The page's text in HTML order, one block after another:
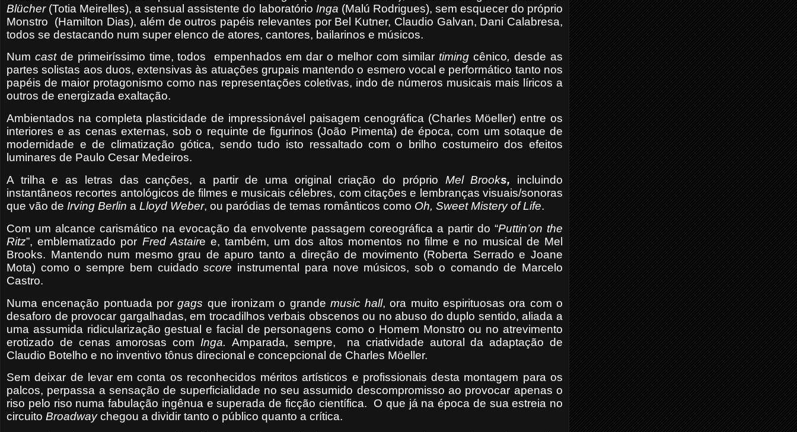
Blücher (Totia Meirelles), a sensual assistente do laboratório Inga (Malú Rodrigues), sem esquecer do próprio
Monstro
(Hamilton Dias), além de outros papéis relevantes por Bel Kutner, Claudio Galvan, Dani Calabresa,
todos se destacando num super elenco de atores, cantores, bailarinos e músicos.
Num castde primeiríssimo time, todos empenhados em dar o melhor com similar timingcênico,desde as
partes solistas aos duos, extensivas às atuações grupais mantendo o esmero vocal e performático tanto nos
papéis de maior protagonismo como nas representações coletivas, indo de números musicais mais líricos a
outros de energizada exaltação.
Ambientados na completa plasticidade de impressionável paisagem cenográfica (Charles Möeller) entre os
interiores e as cenas externas, sob o requinte de figurinos (João Pimenta) de época, com um sotaque de
modernidade e de climatização gótica, sendo tudo isto ressaltado com o brilho costumeiro dos efeitos
luminares de Paulo Cesar Medeiros.
A trilha e as letras das canções, a partir de uma original criação do próprio Mel Brooks, incluindo
instantâneos recortes antológicos de filmes e musicais célebres, com citações e lembranças visuais/sonoras
que vão de Irving Berlin a Lloyd Weber, ou paródias de temas românticos como Oh, Sweet Mistery of Life.
Com um alcance carismático na evocação da envolvente passagem coreográfica a partir do “Puttin’on the
Ritz”, emblematizado por Fred Astaire e, também, um dos altos momentos no filme e no musical de Mel
Brooks. Mantendo num mesmo grau de apuro tanto a direção de movimento (Roberta Serrado e Joane
Mota) como o sempre bem cuidadoscore instrumental para nove músicos, sob o comando de Marcelo
Castro.
Numa encenação pontuada porgags que ironizam o grande music hall, ora muito espirituosas ora com o
desaforo de provocar gargalhadas, em trocadilhos verbais obscenos ou no abuso do duplo sentido, aliada a
uma assumida ridicularização gestual e facial de personagens como o Homem Monstro ou no atrevimento
erotizado de cenas amorosas com Inga. Amparada, sempre, na criatividade autoral da adaptação de
Claudio Botelho e no inventivo tônus direcional e concepcional de Charles Möeller.
Sem deixar de levar em conta os reconhecidos méritos artísticos e profissionais desta montagem para os
palcos, perpassa a sensação de superficialidade no seu assumido descompromisso ao provocar apenas o
riso pelo riso numa fabulação ingênua e superada de ficção científica.
O que já na época de sua estreia no
circuito Broadwaychegou a dividir tanto o público quanto a crítica.